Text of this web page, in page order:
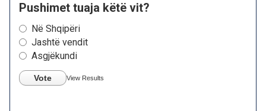
Pushimet tuaja këtë vit?
Në Shqipëri
Jashtë vendit
Asgjëkundi
Vote View Results